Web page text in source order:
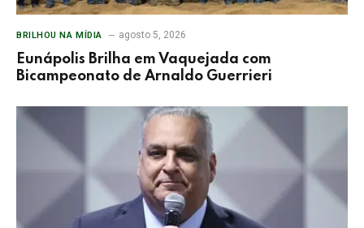
BRILHOU NA MÍDIA agosto 5, 2026
Eunápolis Brilha em Vaquejada com
Bicampeonato de Arnaldo Guerrieri